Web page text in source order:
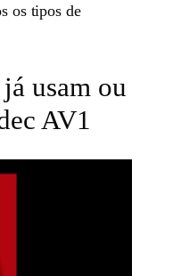
os tipos de
usam ou
AV1